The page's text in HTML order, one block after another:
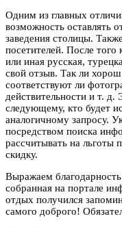
Одним из главных
возможность оставлять
заведения столицы.
посетителей. После
или иная русская,
свой отзыв. Так ли
соответствуют ли
действительности и т.
следующему, кто будет
аналогичному запросу.
посредством поиска
рассчитывать на льготы
скидку.
Выражаем
собранная на портале
отдых получился
самого доброго!